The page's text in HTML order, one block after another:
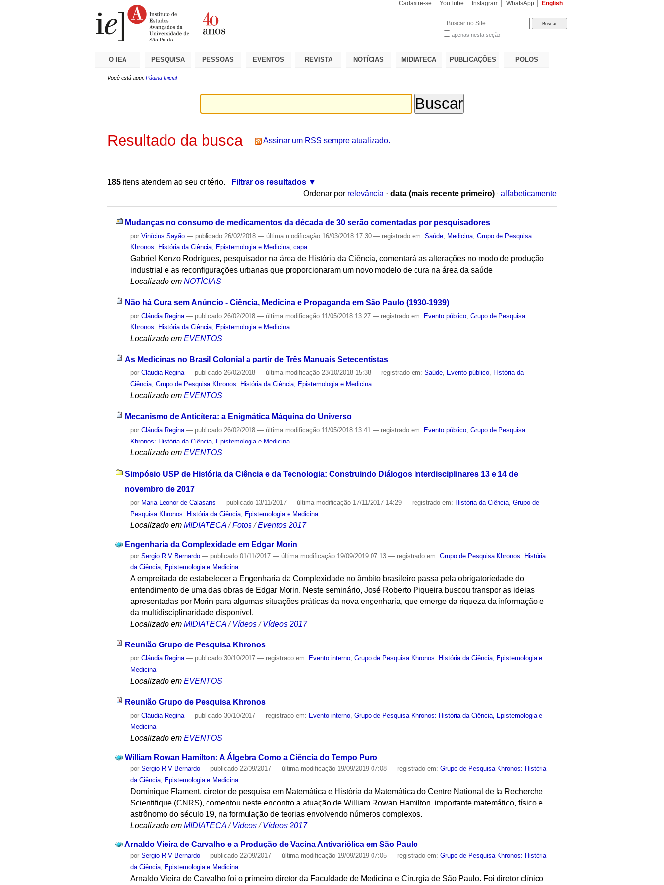
Cadastre-se YouTube Instagram WhatsApp English
apenas nesta seção
O IEA PESQUISA PESSOAS EVENTOS REVISTA NOTÍCIAS MIDIATECA PUBLICAÇÕES POLOS
Você está aqui: Página Inicial
Resultado da busca Assinar um RSS sempre atualizado.
185 itens atendem ao seu critério.
Filtrar os resultados
Ordenar por relevância · data (mais recente primeiro) · alfabeticamente
Mudanças no consumo de medicamentos da década de 30 serão comentadas por pesquisadores
porVinícius Sayão — publicado 26/02/2018— última modificação 16/03/2018 17:30— registrado em:Saúde Medicina ,Grupo de Pesquisa
Khronos: História da Ciência, Epistemologia e Medicina ,capa
Gabriel Kenzo Rodrigues, pesquisador na área de História da Ciência, comentará as alterações no modo de produção
industrial e as reconfigurações urbanas que proporcionaram um novo modelo de cura na área da saúde
Localizado em NOTÍCIAS
Não há Cura sem Anúncio - Ciência, Medicina e Propaganda em São Paulo (1930-1939)
porCláudia Regina — publicado 26/02/2018— última modificação 11/05/2018 13:27— registrado em: Evento público ,Grupo de Pesquisa
Khronos: História da Ciência, Epistemologia e Medicina
Localizado em EVENTOS
As Medicinas no Brasil Colonial a partir de Três Manuais Setecentistas
porCláudia Regina — publicado 26/02/2018— última modificação 23/10/2018 15:38— registrado em:Saúde, Evento público, História da
Ciência,Grupo de Pesquisa Khronos: História da Ciência, Epistemologia e Medicina
Localizado em EVENTOS
Mecanismo de Anticítera: a Enigmática Máquina do Universo
porCláudia Regina — publicado 26/02/2018— última modificação 11/05/2018 13:41— registrado em: Evento público,Grupo de Pesquisa
Khronos: História da Ciência, Epistemologia e Medicina
Localizado em EVENTOS
Simpósio USP de História da Ciência e da Tecnologia: Construindo Diálogos Interdisciplinares 13 e 14 de
novembro de 2017
por Maria Leonor de Calasans — publicado 13/11/2017— última modificação 17/11/2017 14:29— registrado em: História da Ciência ,Grupo de
Pesquisa Khronos: História da Ciência, Epistemologia e Medicina
Localizado em MIDIATECA /Fotos /Eventos 2017
Engenharia da Complexidade em Edgar Morin
porSergio R V Bernardo — publicado 01/11/2017— última modificação 19/09/2019 07:13— registrado em:Grupo de Pesquisa Khronos: História
da Ciência, Epistemologia e Medicina
A empreitada de estabelecer a Engenharia da Complexidade no âmbito brasileiro passa pela obrigatoriedade do
entendimento de uma das obras de Edgar Morin. Neste seminário, José Roberto Piqueira buscou transpor as ideias
apresentadas por Morin para algumas situações práticas da nova engenharia, que emerge da riqueza da informação e
da multidisciplinaridade disponível.
Localizado em MIDIATECA /Vídeos /Vídeos 2017
Reunião Grupo de Pesquisa Khronos
porCláudia Regina — publicado 30/10/2017— registrado em: Evento interno,Grupo de Pesquisa Khronos: História da Ciência, Epistemologia e
Medicina
Localizado em EVENTOS
Reunião Grupo de Pesquisa Khronos
porCláudia Regina — publicado 30/10/2017— registrado em: Evento interno ,Grupo de Pesquisa Khronos: História da Ciência, Epistemologia e
Medicina
Localizado em EVENTOS
William Rowan Hamilton: A Álgebra Como a Ciência do Tempo Puro
porSergio R V Bernardo — publicado 22/09/2017— última modificação 19/09/2019 07:08— registrado em:Grupo de Pesquisa Khronos: História
da Ciência, Epistemologia e Medicina
Dominique Flament, diretor de pesquisa em Matemática e História da Matemática do Centre National de la Recherche
Scientifique (CNRS), comentou neste encontro a atuação de William Rowan Hamilton, importante matemático, físico e
astrônomo do século 19, na formulação de teorias envolvendo números complexos.
Localizado em MIDIATECA /Vídeos /Vídeos 2017
Arnaldo Vieira de Carvalho e a Produção de Vacina Antivariólica em São Paulo
porSergio R V Bernardo — publicado 22/09/2017— última modificação 19/09/2019 07:05— registrado em:Grupo de Pesquisa Khronos: História
da Ciência, Epistemologia e Medicina
Arnaldo Vieira de Carvalho foi o primeiro diretor da Faculdade de Medicina e Cirurgia de São Paulo. Foi diretor clínico